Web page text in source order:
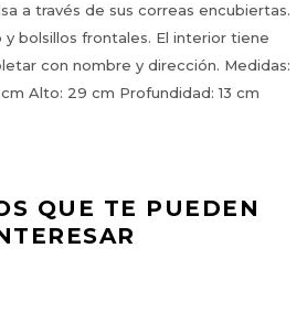
a través de sus correas encubiertas.
bolsillos frontales. El interior tiene
con nombre y dirección. Medidas:
Alto: 29 cm Profundidad: 13 cm
QUE TE PUEDEN